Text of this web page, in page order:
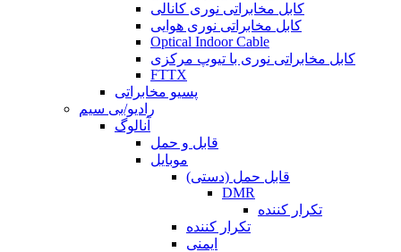
کابل مخابراتی نوری کانالی
کابل مخابراتی نوری هوایی
Optical Indoor Cable
کابل مخابراتی نوری با تیوپ مرکزی
FTTX
پسیو مخابراتی
رادیو/بی سیم
آنالوگ
قابل و حمل
موبایل
قابل حمل (دستی)
DMR
تکرار کننده
تکرار کننده
ایمنی